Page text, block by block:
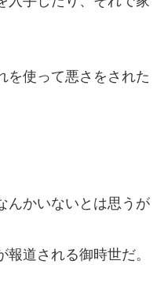
を使って悪さをされた
んかいないとは思うが
道される御時世だ。